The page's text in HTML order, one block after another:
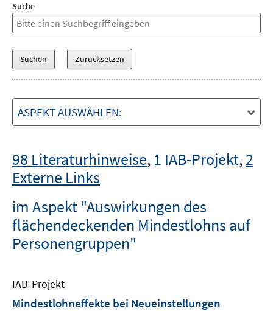
Suche
ASPEKT AUSWÄHLEN:
98 Literaturhinweise, 1 IAB-Projekt,2
Externe Links
im Aspekt "Auswirkungen des
flächendeckenden Mindestlohns auf
Personengruppen"
IAB-Projekt
Mindestlohneffekte bei Neueinstellungen